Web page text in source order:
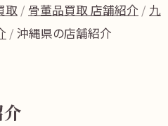
取 骨董品買取 店舗紹介
九
沖縄県の店舗紹介